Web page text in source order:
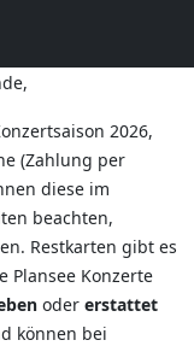
2026,
(Zahlung per
diese im
beachten,
Restkarten gibt es
Plansee Konzerte
oder erstattet
können bei